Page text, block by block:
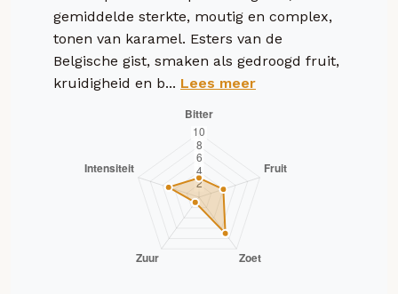
gemiddelde sterkte, moutig en complex,
tonen van karamel. Esters van de
Belgische gist, smaken als gedroogd fruit,
kruidigheid en b... Lees meer